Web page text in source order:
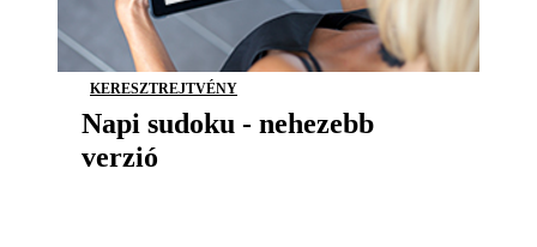
KERESZTREJTVÉNY
Napi sudoku - nehezebb
verzió